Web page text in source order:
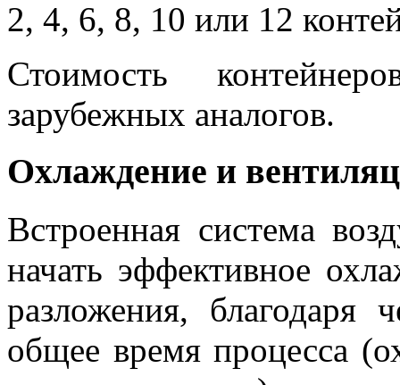
2, 4, 6, 8, 10 или 12
Стоимость
зарубежных аналогов.
Охлаждение и
Встроенная система
начать эффективное
разложения, благодаря
общее время процесса